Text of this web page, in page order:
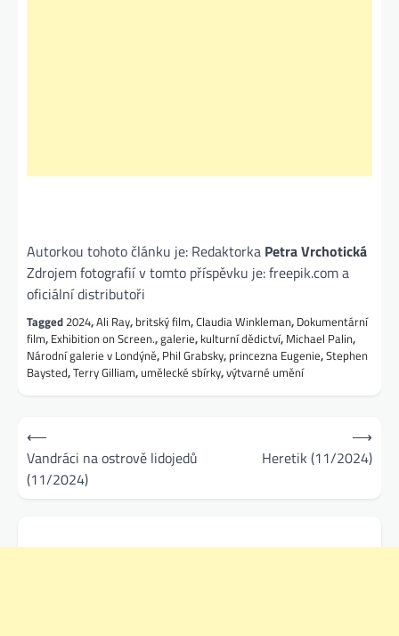
Autorkou tohoto článku je: Redaktorka Petra Vrchotická
Zdrojem fotografií v tomto příspěvku je: freepik.com a
oficiální distributoři
Tagged 2024,Ali Ray, britský film,Claudia Winkleman, Dokumentární
film, Exhibition on Screen.,galerie, kulturní dědictví, Michael Palin,
Národní galerie v Londýně, Phil Grabsky, princezna Eugenie,Stephen
Baysted,Terry Gilliam,umělecké sbírky,výtvarné umění
Navigace
pro
příspěvek
⟵
Vandráci na ostrově lidojedů
(11/2024)
Heretik (11/2024)
⟶